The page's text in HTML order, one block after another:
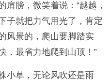
膀，微笑着说：“越越，
子就把力气用光了，肯定
风景的，爬山要脚踏实
，最省力地爬到山顶！”
小草，无论风吹还是雨